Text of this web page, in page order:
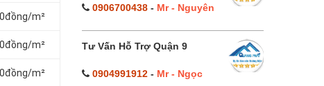
m²
m²
m²
0906700438- Mr - Nguyên
Tư Vấn Hỗ Trợ Quận 9
0904991912- Mr - Ngọc